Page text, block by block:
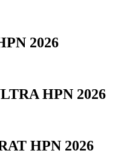
2026
HPN 2026
HPN 2026